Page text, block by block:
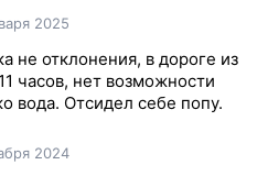
2025
не отклонения, в дороге из
часов, нет возможности
вода. Отсидел себе попу.
2024